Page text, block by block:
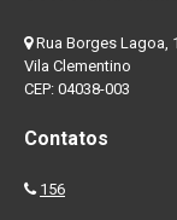
Rua Borges Lagoa,
Vila Clementino
CEP: 04038-003
Contatos
156